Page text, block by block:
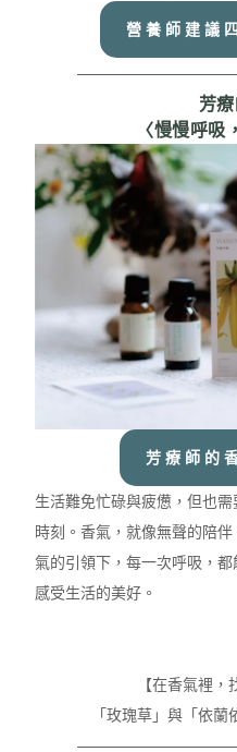
營養師建議
芳
〈慢慢呼吸
芳療師的
生活難免忙碌與疲憊，但也
時刻。香氣，就像無聲的陪
氣的引領下，每一次呼吸，
感受生活的美好。
【在香氣裡
「玫瑰草」與「依